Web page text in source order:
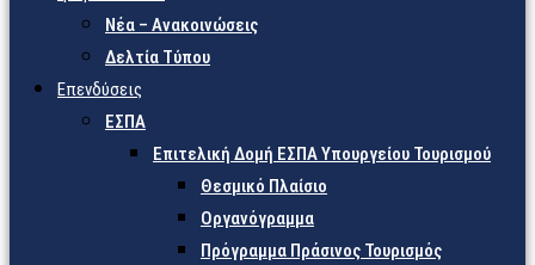
Νέα – Ανακοινώσεις
Δελτία Τύπου
Επενδύσεις
ΕΣΠΑ
Επιτελική Δομή ΕΣΠΑ Υπουργείου Τουρισμού
Θεσμικό Πλαίσιο
Οργανόγραμμα
Πρόγραμμα Πράσινος Τουρισμός